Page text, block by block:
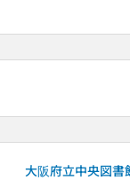
大阪府立中央図書